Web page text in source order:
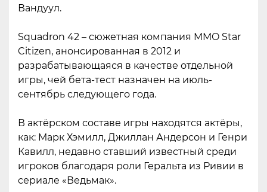
Вандуул.
Squadron 42 – сюжетная компания MMO Star
Citizen, анонсированная в 2012 и
разрабатывающаяся в качестве отдельной
игры, чей бета-тест назначен на июль-
сентябрь следующего года.
В актёрском составе игры находятся актёры,
как: Марк Хэмилл, Джиллан Андерсон и Генри
Кавилл, недавно ставший известный среди
игроков благодаря роли Геральта из Ривии в
сериале «Ведьмак».